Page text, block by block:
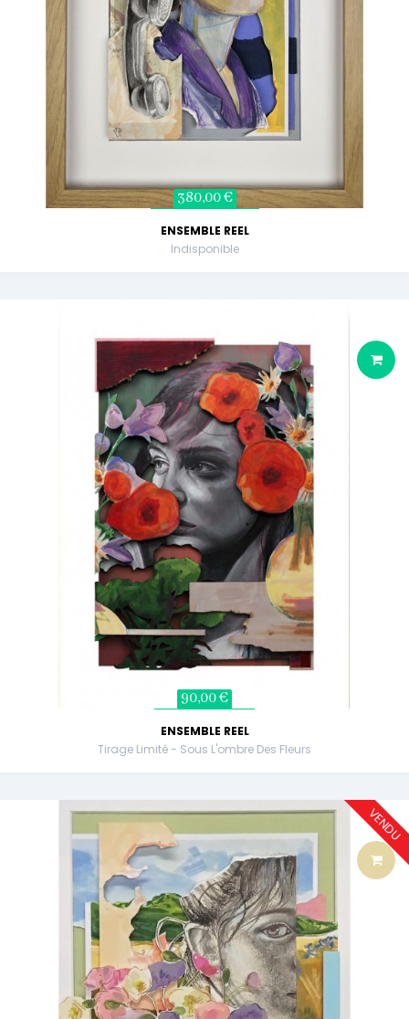
380,00 €
ENSEMBLE REEL
Indisponible
90,00 €
ENSEMBLE REEL
Tirage Limité - Sous L'ombre Des Fleurs
VENDU